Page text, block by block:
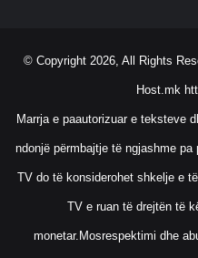
© Copyright 2026, All Rights
Host.mk
Marrja e paautorizuar e teksteve
ndonjë përmbajtje të ngjashme
TV do të konsiderohet shkelje e
TV e ruan të drejtën të
monetar.Mosrespektimi dhe